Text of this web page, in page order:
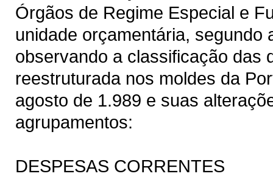
Órgãos de Regime Especial e
unidade orçamentária, segundo
observando a classificação das
reestruturada nos moldes da
agosto de 1.989 e suas
agrupamentos:
DESPESAS CORRENTES